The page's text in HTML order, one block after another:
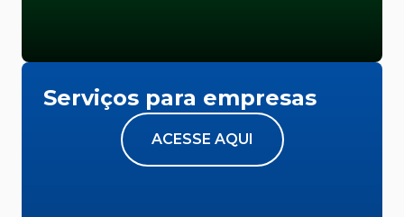
Serviços para empresas
ACESSE AQUI